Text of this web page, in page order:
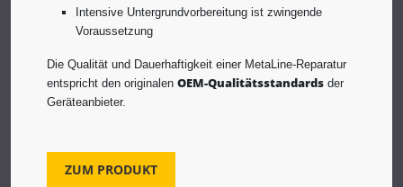
Intensive Untergrundvorbereitung ist zwingende
Voraussetzung
Die Qualität und Dauerhaftigkeit einer MetaLine-Reparatur
entspricht den originalen OEM-Qualitätsstandards der
Geräteanbieter.
ZUM PRODUKT